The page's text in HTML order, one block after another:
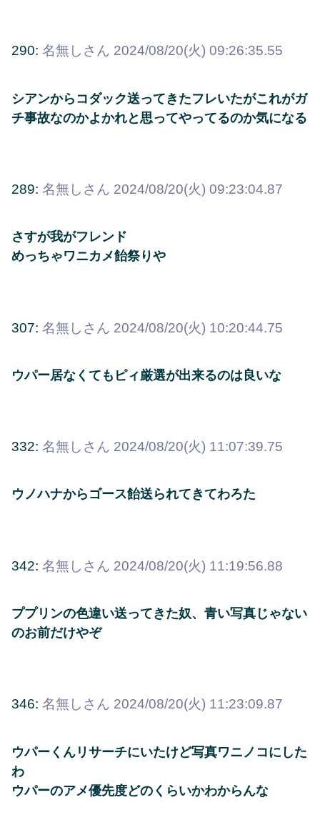
290: 名無しさん 2024/08/20(火) 09:26:35.55
シアンからコダック送ってきたフレいたがこれがガ
チ事故なのかよかれと思ってやってるのか気になる
289: 名無しさん 2024/08/20(火) 09:23:04.87
さすが我がフレンド
めっちゃワニカメ飴祭りや
307: 名無しさん 2024/08/20(火) 10:20:44.75
ウパー居なくてもピィ厳選が出来るのは良いな
332: 名無しさん 2024/08/20(火) 11:07:39.75
ウノハナからゴース飴送られてきてわろた
342: 名無しさん 2024/08/20(火) 11:19:56.88
ププリンの色違い送ってきた奴、青い写真じゃない
のお前だけやぞ
346: 名無しさん 2024/08/20(火) 11:23:09.87
ウパーくんリサーチにいたけど写真ワニノコにした
わ
ウパーのアメ優先度どのくらいかわからんな